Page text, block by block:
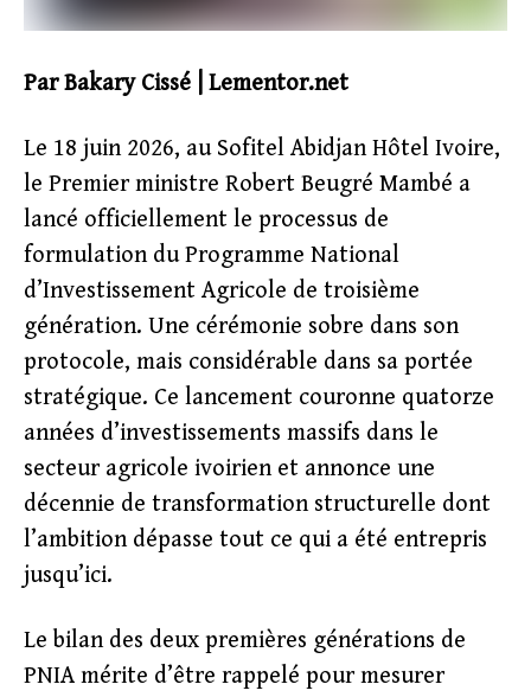
Par Bakary Cissé | Lementor.net
Le 18 juin 2026, au Sofitel Abidjan Hôtel Ivoire,
le Premier ministre Robert Beugré Mambé a
lancé officiellement le processus de
formulation du Programme National
d’Investissement Agricole de troisième
génération. Une cérémonie sobre dans son
protocole, mais considérable dans sa portée
stratégique. Ce lancement couronne quatorze
années d’investissements massifs dans le
secteur agricole ivoirien et annonce une
décennie de transformation structurelle dont
l’ambition dépasse tout ce qui a été entrepris
jusqu’ici.
Le bilan des deux premières générations de
PNIA mérite d’être rappelé pour mesurer